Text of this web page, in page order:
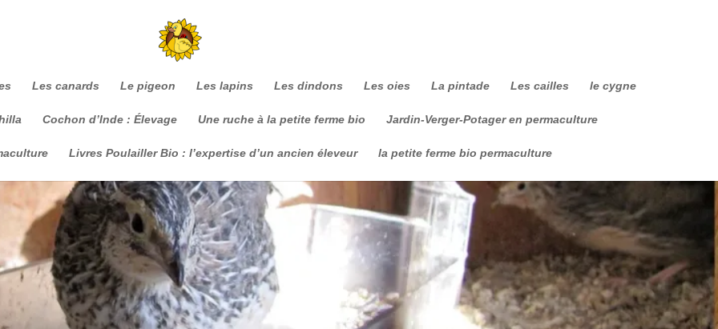
Les canards Le pigeon Les lapins Les dindons Les oies La pintade Les cailles le cygne
Cochon d’Inde : Élevage Une ruche à la petite ferme bio Jardin-Verger-Potager en permaculture
Livres Poulailler Bio : l’expertise d’un ancien éleveur la petite ferme bio permaculture